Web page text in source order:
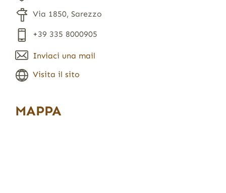
Via 1850, Sarezzo
+39 335 8000905
Inviaci una mail
Visita il sito
MAPPA